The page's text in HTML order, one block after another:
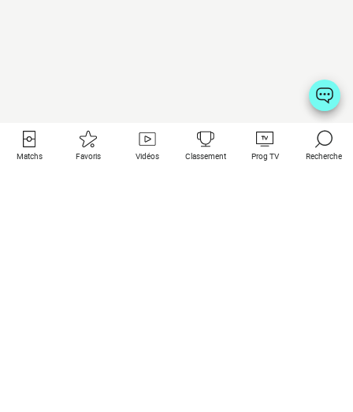
Matchs Favoris Vidéos Classement Prog TV Recherche